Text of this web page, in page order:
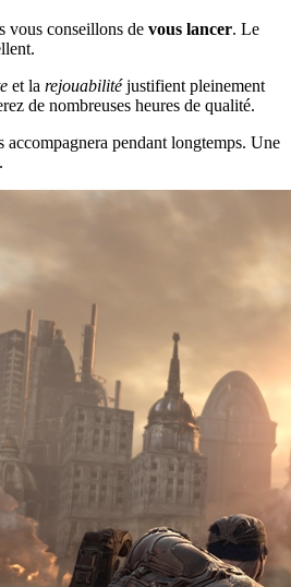
vous conseillons de vous lancer. Le
et la rejouabilitéjustifient pleinement
de nombreuses heures de qualité.
pendant longtemps. Une